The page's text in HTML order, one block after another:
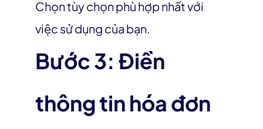
Chọn tùy chọn phù hợp nhất với
việc sử dụng của bạn.
Bước 3: Điền
thông tin hóa đơn